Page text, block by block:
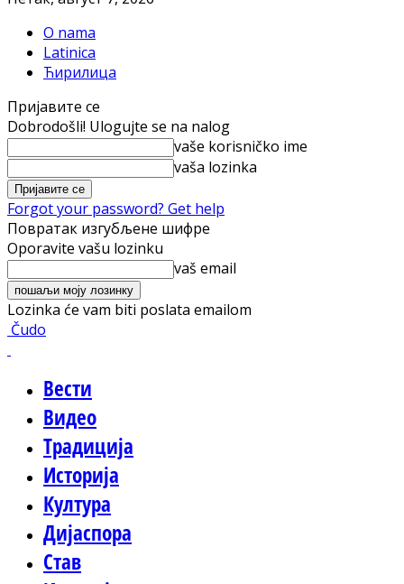
O nama
Latinica
Ћирилица
Пријавите се
Dobrodošli! Ulogujte se na nalog
vaše korisničko ime
vaša lozinka
Forgot your password? Get help
Повратак изгубљене шифре
Oporavite vašu lozinku
vaš email
Lozinka će vam biti poslata emailom
Čudo
Вести
Видео
Традиција
Историја
Култура
Дијаспора
Став